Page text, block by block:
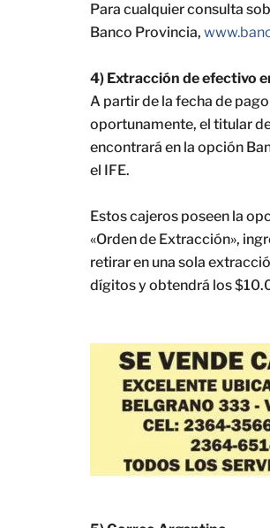
Para cualquier consulta
Banco Provincia,
4) Extracción de efectivo
A partir de la fecha de
oportunamente, el titular
encontrará en la opción
el IFE.
Estos cajeros poseen la
«Orden de Extracción»,
retirar en una sola
dígitos y obtendrá los